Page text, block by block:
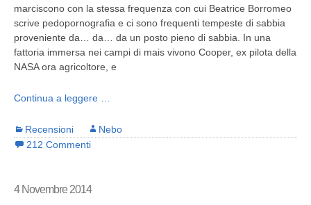
marciscono con la stessa frequenza con cui Beatrice Borromeo
scrive pedopornografia e ci sono frequenti tempeste di sabbia
proveniente da… da… da un posto pieno di sabbia. In una
fattoria immersa nei campi di mais vivono Cooper, ex pilota della
NASA ora agricoltore, e
Continua a leggere …
Recensioni
Nebo
212 Commenti
4 Novembre 2014